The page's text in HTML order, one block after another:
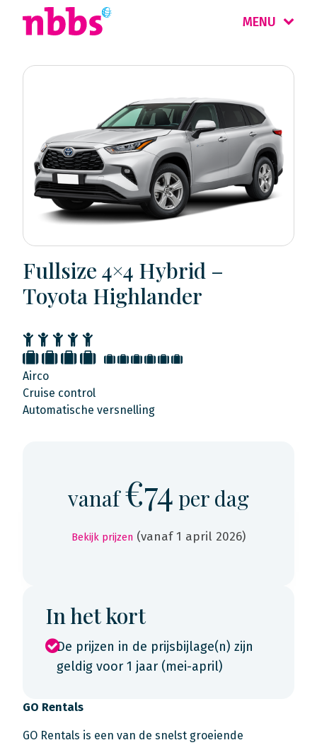
MENU
Fullsize 4×4 Hybrid –
Toyota Highlander
Airco
Cruise control
Automatische versnelling
vanaf€74 per dag
Bekijk prijzen (vanaf 1 april 2026)
In het kort
De prijzen in de prijsbijlage(n) zijn
geldig voor 1 jaar (mei-april)
GO Rentals
GO Rentals is een van de snelst groeiende